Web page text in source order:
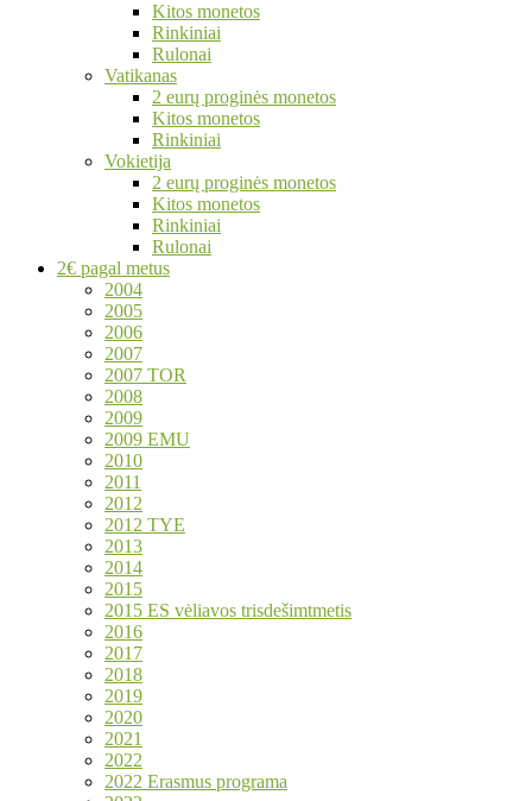
Kitos monetos
Rinkiniai
Rulonai
Vatikanas
2 eurų proginės monetos
Kitos monetos
Rinkiniai
Vokietija
2 eurų proginės monetos
Kitos monetos
Rinkiniai
Rulonai
2€ pagal metus
2004
2005
2006
2007
2007 TOR
2008
2009
2009 EMU
2010
2011
2012
2012 TYE
2013
2014
2015
2015 ES vėliavos trisdešimtmetis
2016
2017
2018
2019
2020
2021
2022
2022 Erasmus programa